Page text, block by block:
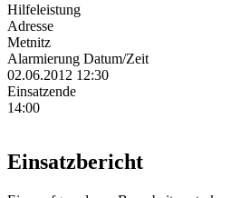
Hilfeleistung
Adresse
Metnitz
Alarmierung Datum/Zeit
02.06.2012 12:30
Einsatzende
14:00
Einsatzbericht